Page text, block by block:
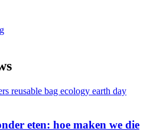
eten: hoe maken we die